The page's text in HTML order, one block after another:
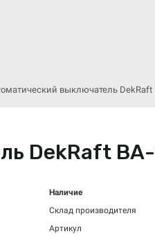
выключатель DekRaft
DekRaft
Наличие
Склад производителя
Артикул